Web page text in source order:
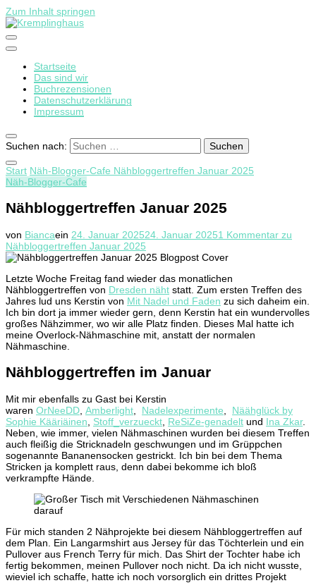
Zum Inhalt springen
Kremplinghaus
Startseite
Das sind wir
Buchrezensionen
Datenschutzerklärung
Impressum
Suchen nach:
Start Näh-Blogger-Cafe Nähbloggertreffen Januar 2025
Näh-Blogger-Cafe
Nähbloggertreffen Januar 2025
von Biancaein 24. Januar 202524. Januar 20251 Kommentar zu
Nähbloggertreffen Januar 2025
Letzte Woche Freitag fand wieder das monatlichen
Nähbloggertreffen von Dresden näht statt. Zum ersten Treffen des
Jahres lud uns Kerstin von Mit Nadel und Faden zu sich daheim ein.
Ich bin dort ja immer wieder gern, denn Kerstin hat ein wundervolles
großes Nähzimmer, wo wir alle Platz finden. Dieses Mal hatte ich
meine Overlock-Nähmaschine mit, anstatt der normalen
Nähmaschine.
Nähbloggertreffen im Januar
Mit mir ebenfalls zu Gast bei Kerstin
waren OrNeeDD Amberlight Nadelexperimente
Näähglück by
Sophie Kääriäinen
Stoff_verzueckt ReSiZe-genadelt und Ina Zkar.
Neben, wie immer, vielen Nähmaschinen wurden bei diesem Treffen
auch fleißig die Stricknadeln geschwungen und im Grüppchen
sogenannte Bananensocken gestrickt. Ich bin bei dem Thema
Stricken ja komplett raus, denn dabei bekomme ich bloß
verkrampfte Hände.
Für mich standen 2 Nähprojekte bei diesem Nähbloggertreffen auf
dem Plan. Ein Langarmshirt aus Jersey für das Töchterlein und ein
Pullover aus French Terry für mich. Das Shirt der Tochter habe ich
fertig bekommen, meinen Pullover noch nicht. Da ich nicht wusste,
wieviel ich schaffe, hatte ich noch vorsorglich ein drittes Projekt